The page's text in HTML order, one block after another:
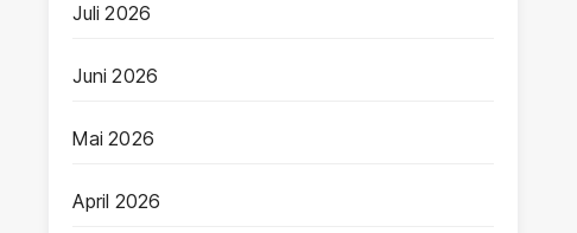
Juli 2026
Juni 2026
Mai 2026
April 2026